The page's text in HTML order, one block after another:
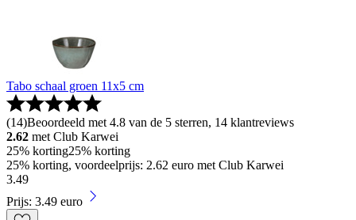
Tabo schaal groen 11x5 cm
(14)Beoordeeld met 4.8 van de 5 sterren, 14 klantreviews
2.62 met Club Karwei
25% korting25% korting
25% korting, voordeelprijs: 2.62 euro met Club Karwei
3.49
Prijs: 3.49 euro